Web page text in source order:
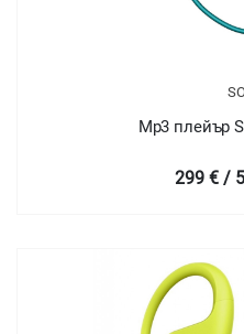
Mp3 плейър
299 € /